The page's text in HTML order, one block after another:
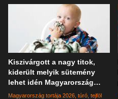
Kiszivárgott a nagy titok,
kiderült melyik sütemény
lehet idén Magyarország
tortája
Magyarország tortája 2026 túró tejföl